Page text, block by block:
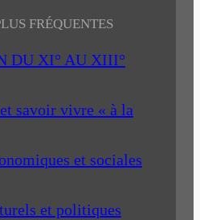
FRÉQUENTES
DU XI° AU XIII°
savoir vivre « à la
et sociales
et politiques